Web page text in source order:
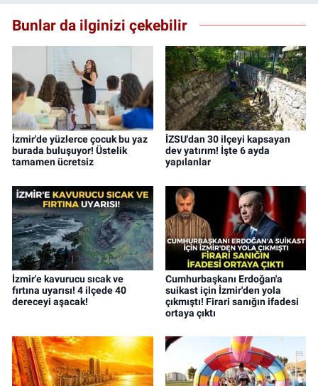
Bunlar da ilginizi çekebilir
İzmir'de yüzlerce çocuk bu yaz
burada buluşuyor! Üstelik
tamamen ücretsiz
İZSU'dan 30 ilçeyi kapsayan
dev yatırım! İşte 6 ayda
yapılanlar
İzmir'e kavurucu sıcak ve
fırtına uyarısı! 4 ilçede 40
dereceyi aşacak!
Cumhurbaşkanı Erdoğan'a
suikast için İzmir'den yola
çıkmıştı! Firari sanığın ifadesi
ortaya çıktı